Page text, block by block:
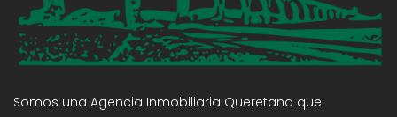
Somos una Agencia Inmobiliaria Queretana que: